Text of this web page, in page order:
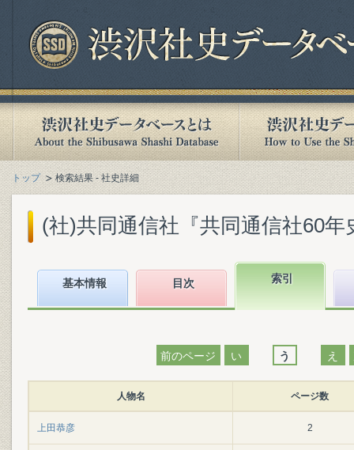
トップ 検索結果 - 社史詳細
(社)共同通信社『共同通信社60年
基本情報 目次 索引
前のページ い う え
人物名 ページ数
上田恭彦 2